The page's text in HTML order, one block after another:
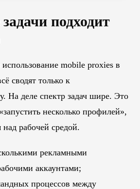
подходит
использование mobile proxies в
сводят только к
На деле спектр задач шире. Это
несколько профилей»,
над рабочей средой.
рекламными
аккаунтами;
процессов между